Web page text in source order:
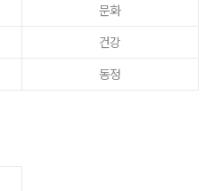
문화
건강
동정